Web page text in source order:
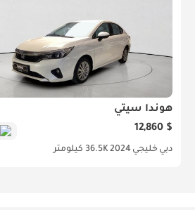
هوندا سيتي
$ 12,860
دبي خليجي 202436.5K كيلومتر